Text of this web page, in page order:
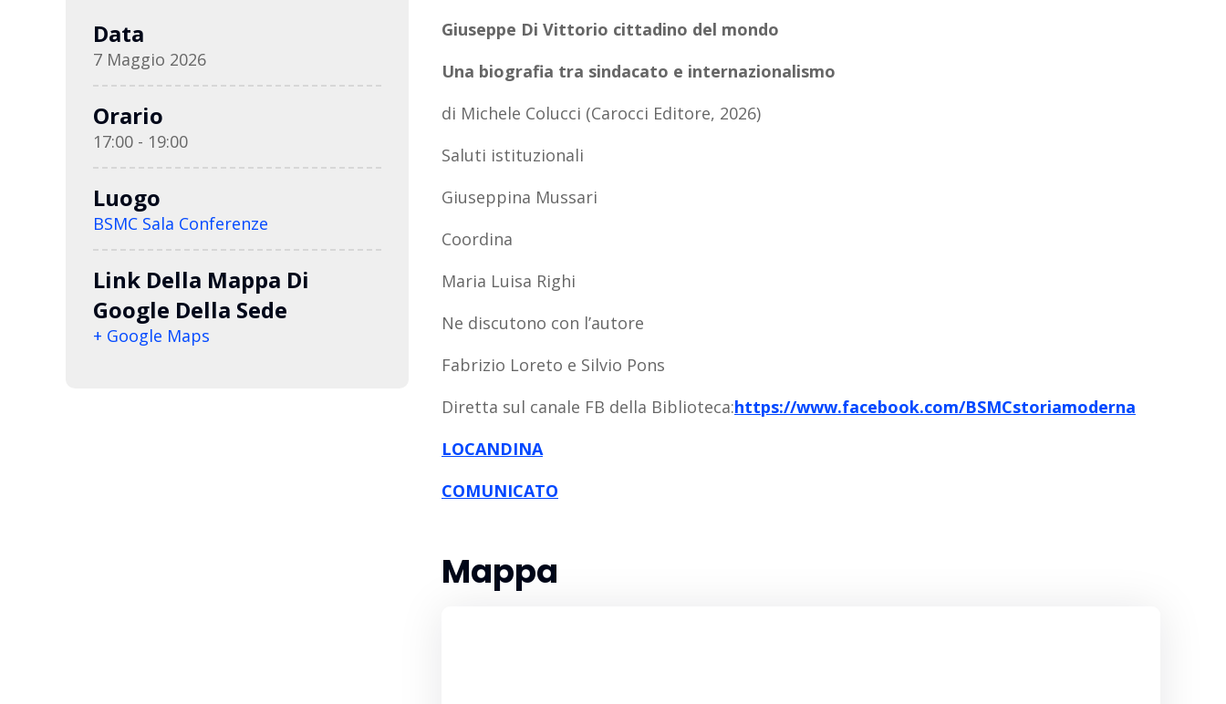
Data
7 Maggio 2026
Orario
17:00 - 19:00
Luogo
BSMC Sala Conferenze
Link Della Mappa Di
Google Della Sede
+ Google Maps
Giuseppe Di Vittorio cittadino del mondo
Una biografia tra sindacato e internazionalismo
di Michele Colucci (Carocci Editore, 2026)
Saluti istituzionali
Giuseppina Mussari
Coordina
Maria Luisa Righi
Ne discutono con l’autore
Fabrizio Loreto e Silvio Pons
Diretta sul canale FB della Biblioteca:https://www.facebook.com/BSMCstoriamoderna
LOCANDINA
COMUNICATO
Mappa